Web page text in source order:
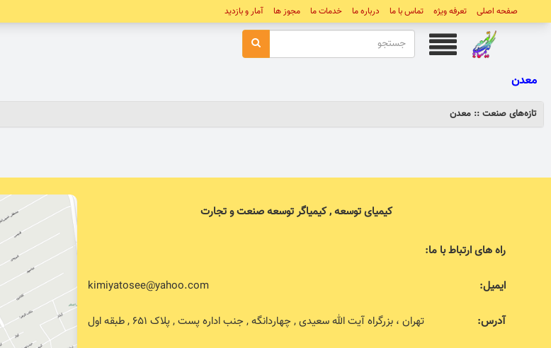
صفحه اصلی تعرفه ویژه تماس با ما درباره ما خدمات ما مجوز ها آمار و بازدید
معدن
تازه‌های صنعت :: معدن
کیمیای توسعه , کیمیاگر توسعه صنعت و تجارت
راه های ارتباط با ما:
ایمیل: kimiyatosee@yahoo.com
آدرس: تهران ، بزرگراه آیت الله سعیدی , چهاردانگه , جنب اداره پست , پلاک ۶۵۱ , طبقه اول